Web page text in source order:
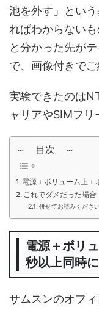
池を外す」とい
ればわからない
と分かった先が
で、画像付きでご
実験できたのは
ャリアやSIMフリ
～ 目次 ～
電源＋ボリューム上＋
これでダメだった場合
併せてお読みくださ
電源＋ボリ
秒以上同時
サムスンのオフ